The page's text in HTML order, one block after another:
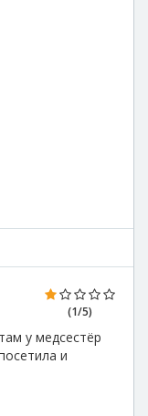
(1/5)
у медсестёр
и